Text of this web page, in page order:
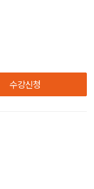
수강신청